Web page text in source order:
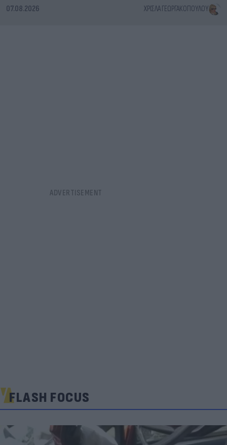
07.08.2026 ΧΡΊΣΛΑ ΓΕΩΡΓΑΚΟΠΟΎΛΟΥ
FLASH FOCUS